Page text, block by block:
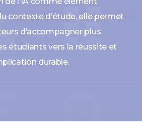
contexte d’étude, elle permet
d’accompagner plus
étudiants vers la réussite et
durable.